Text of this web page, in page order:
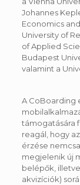
Johannes
Economics
University of
of Applied
Budapest
valamint a
A CoBoarding
támogatására
reagál, hogy
érzése
megjelenik új
belépők,
akvizíciók)